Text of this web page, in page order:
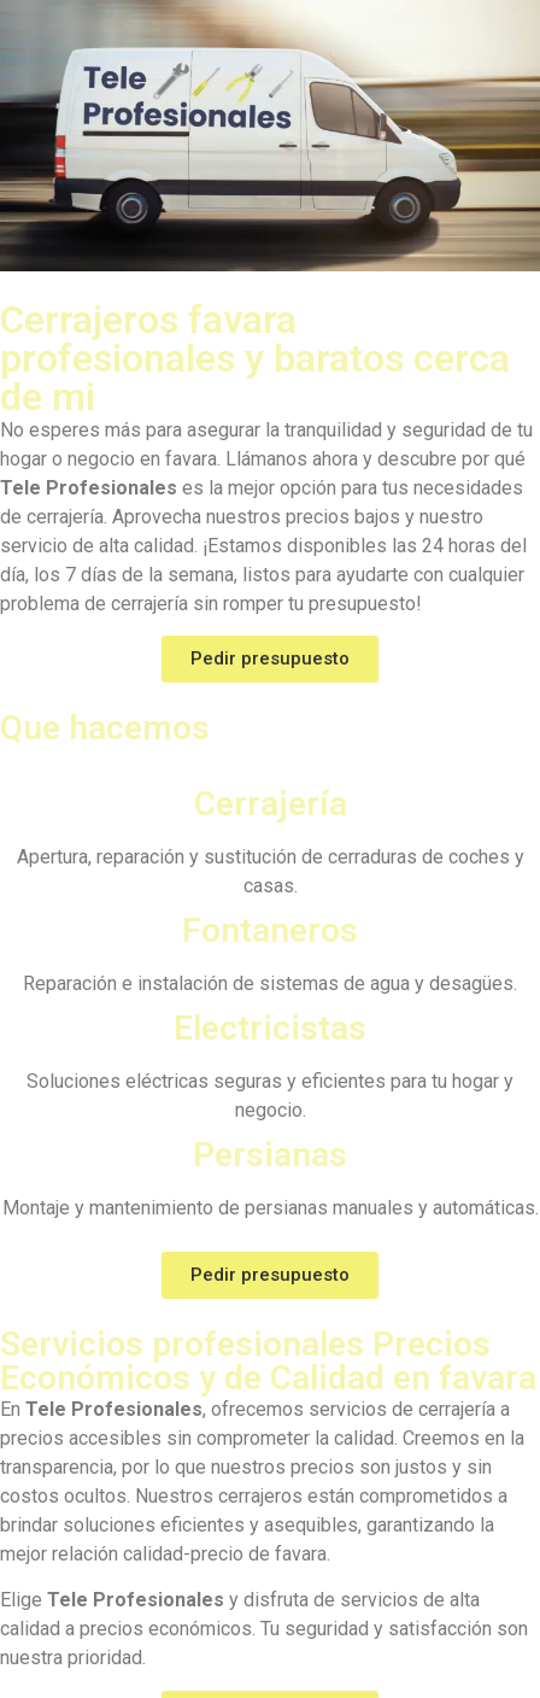
Cerrajeros favara
profesionales y baratos cerca
de mi
No esperes más para asegurar la tranquilidad y seguridad de tu
hogar o negocio en favara. Llámanos ahora y descubre por qué
Tele Profesionales es la mejor opción para tus necesidades
de cerrajería. Aprovecha nuestros precios bajos y nuestro
servicio de alta calidad. ¡Estamos disponibles las 24 horas del
día, los 7 días de la semana, listos para ayudarte con cualquier
problema de cerrajería sin romper tu presupuesto!
Pedir presupuesto
Que hacemos
Cerrajería
Apertura, reparación y sustitución de cerraduras de coches y
casas.
Fontaneros
Reparación e instalación de sistemas de agua y desagües.
Electricistas
Soluciones eléctricas seguras y eficientes para tu hogar y
negocio.
Persianas
Montaje y mantenimiento de persianas manuales y automáticas.
Pedir presupuesto
Servicios profesionales Precios
Económicos y de Calidad en favara
En Tele Profesionales, ofrecemos servicios de cerrajería a
precios accesibles sin comprometer la calidad. Creemos en la
transparencia, por lo que nuestros precios son justos y sin
costos ocultos. Nuestros cerrajeros están comprometidos a
brindar soluciones eficientes y asequibles, garantizando la
mejor relación calidad-precio de favara.
Elige Tele Profesionales y disfruta de servicios de alta
calidad a precios económicos. Tu seguridad y satisfacción son
nuestra prioridad.